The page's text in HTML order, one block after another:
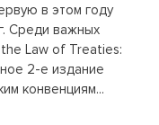
в этом году
Среди важных
Law of Treaties:
2-е издание
конвенциям...